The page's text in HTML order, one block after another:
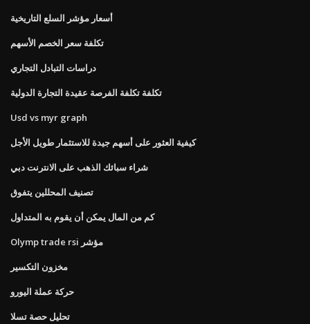
أسعار مؤشر السلع التاريخية
تكلفة سعر الخصم الأسهم
دراسات التبادل التجاري
تكلفة تكلفة الفرصة عقيدة التجارة الدولية
Usd vs myr graph
كيفية العثور على أسهم جيدة للاستثمار طويل الأجل
شراء سبائك الذهب على الانترنت دبي
تصنيف المحللين يتفوق
كم من المال يمكن أن يقوم به المتداول
Olymp trade rsi مؤشر
مخزون التكسير
حركة عملة اليورو
تحليل حصة تسلا